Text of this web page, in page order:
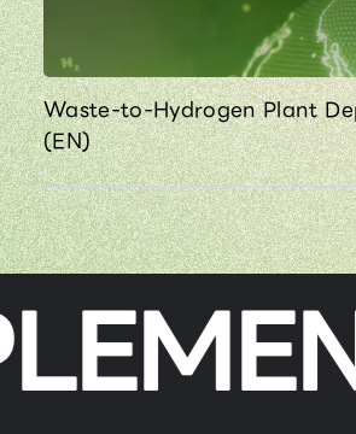
Waste-to-Hydrogen Plant
(EN)